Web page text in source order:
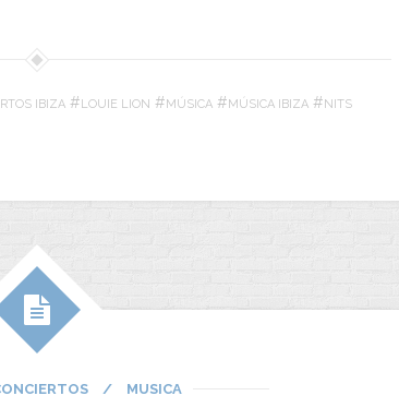
IBIZA #LOUIE LION #MÚSICA #MÚSICA IBIZA #NITS
/ MUSICA